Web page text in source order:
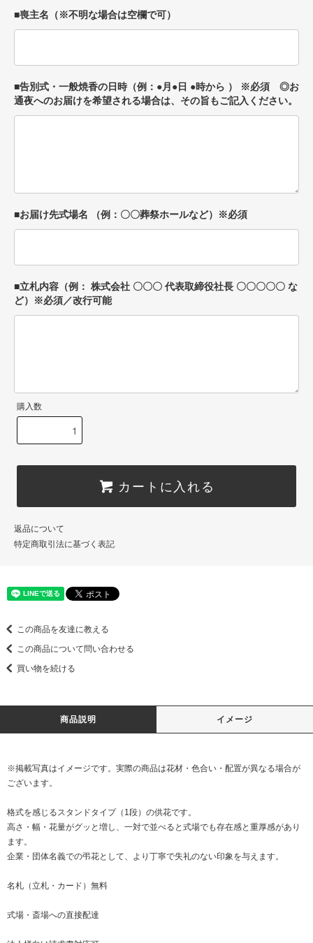
■喪主名（※不明な場合は空欄で可）
■告別式・一般焼香の日時（例：●月●日 ●時から ） ※必須 ◎お
通夜へのお届けを希望される場合は、その旨もご記入ください。
■お届け先式場名 （例：〇〇葬祭ホールなど）※必須
■立札内容（例： 株式会社 〇〇〇 代表取締役社長 〇〇〇〇〇 な
ど）※必須／改行可能
購入数
カートに入れる
返品について
特定商取引法に基づく表記
この商品を友達に教える
この商品について問い合わせる
買い物を続ける
商品説明 イメージ
※掲載写真はイメージです。実際の商品は花材・色合い・配置が異なる場合が
ございます。
格式を感じるスタンドタイプ（1段）の供花です。
高さ・幅・花量がグッと増し、一対で並べると式場でも存在感と重厚感があり
ます。
企業・団体名義での弔花として、より丁寧で失礼のない印象を与えます。
名札（立札・カード）無料
式場・斎場への直接配達